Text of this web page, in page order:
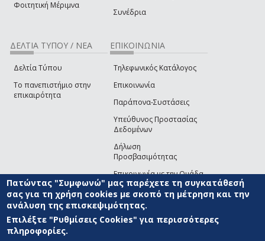
Φοιτητική Μέριμνα
Συνέδρια
ΔΕΛΤΙΑ ΤΥΠΟΥ / ΝΕΑ
Δελτία Τύπου
Το πανεπιστήμιο στην
επικαιρότητα
ΕΠΙΚΟΙΝΩΝΙΑ
Τηλεφωνικός Κατάλογος
Επικοινωνία
Παράπονα-Συστάσεις
Υπεύθυνος Προστασίας
Δεδομένων
Δήλωση
Προσβασιμότητας
Επικοινωνία με την Ομάδα
Ανάπτυξης του site(link sends e-mail)
© ΠΑΝΕΠΙΣΤΗΜΙΟ ΑΙΓΑΙΟΥ ΟΡΟΙ ΧΡΗΣΗΣ
ΑΝΑΠΤΥΞΗΣ
Πατώντας "Συμφωνώ" μας παρέχετε τη συγκατάθεσή
σας για τη χρήση cookies με σκοπό τη μέτρηση και την
ανάλυση της επισκεψιμότητας.
Επιλέξτε "Ρυθμίσεις Cookies" για περισσότερες
πληροφορίες.